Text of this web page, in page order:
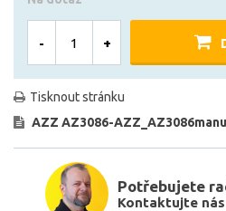
- +
Tisknout stránku
AZZ AZ3086-
Potřebujete
Kontaktujte